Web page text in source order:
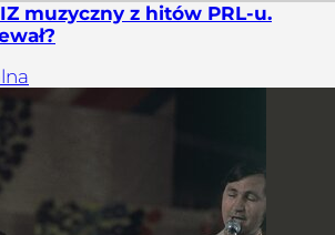
muzyczny z hitów PRL-u.